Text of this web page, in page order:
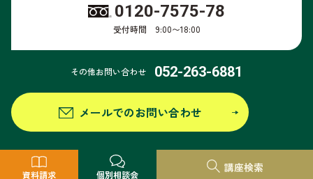
0120-7575-78
受付時間 9:00〜18:00
その他お問い合わせ 052-263-6881
メールでのお問い合わせ
個人情報保護方針 このサイトについて サイトマップ 情報公開
© NAGOYA HOSPITALITY ACADEMY.
資料請求 個別相談会 講座検索